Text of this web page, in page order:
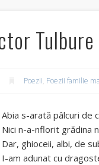
Tulbure
Poezii, Poezii familie
Abia s-arată pâlcuri de
Nici n-a-nflorit grădina
Dar, ghioceii, albi, de
I-am adunat cu